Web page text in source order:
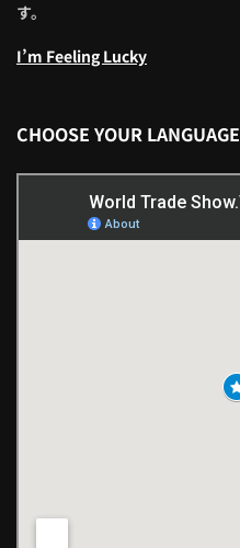
す。
I’m Feeling Lucky
CHOOSE YOUR LANGUAGE